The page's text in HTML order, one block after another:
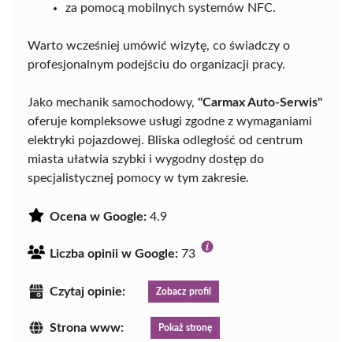
za pomocą mobilnych systemów NFC.
Warto wcześniej umówić wizytę, co świadczy o
profesjonalnym podejściu do organizacji pracy.
Jako mechanik samochodowy, "Carmax Auto-Serwis"
oferuje kompleksowe usługi zgodne z wymaganiami
elektryki pojazdowej. Bliska odległość od centrum
miasta ułatwia szybki i wygodny dostęp do
specjalistycznej pomocy w tym zakresie.
Ocena w Google: 4.9
Liczba opinii w Google: 73
Czytaj opinie: Zobacz profil
Strona www: Pokaż stronę